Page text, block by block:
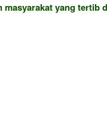
masyarakat yang tertib